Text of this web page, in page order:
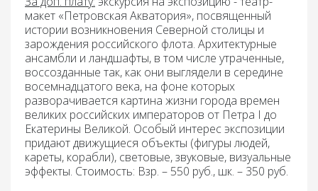
макет «Петровская Акватория», посвященный
истории возникновения Северной столицы и
зарождения российского флота. Архитектурные
ансамбли и ландшафты, в том числе утраченные,
воссозданные так, как они выглядели в середине
восемнадцатого века, на фоне которых
разворачивается картина жизни города времен
великих российских императоров от Петра I до
Екатерины Великой. Особый интерес экспозиции
придают движущиеся объекты (фигуры людей,
кареты, корабли), световые, звуковые, визуальные
эффекты. Стоимость: Взр. – 550 руб., шк. – 350 руб.